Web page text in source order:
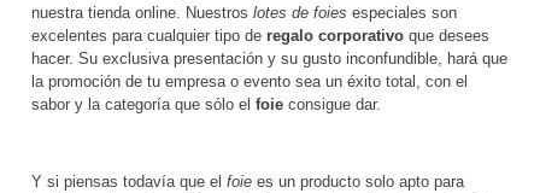
nuestra tienda online. Nuestros lotes de foies especiales son
excelentes para cualquier tipo de regalo corporativo que desees
hacer. Su exclusiva presentación y su gusto inconfundible, hará que
la promoción de tu empresa o evento sea un éxito total, con el
sabor y la categoría que sólo el foie consigue dar.
Y si piensas todavía que el foie es un producto solo apto para